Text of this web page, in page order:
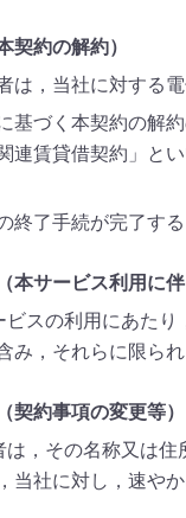
契約の解約）
は，当社に対する電
基づく本契約の解
連賃貸借契約」と
終了手続が完了する
本サービス利用に伴
ビスの利用にあたり
み，それらに限ら
契約事項の変更等）
は，その名称又は住
当社に対し，速や